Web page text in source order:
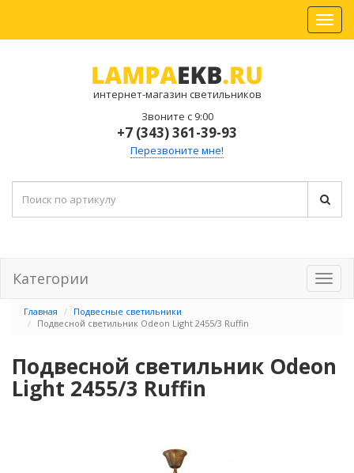
интернет-магазин светильников
Звоните с 9:00
+7 (343) 361-39-93
Перезвоните мне!
Категории
Главная
Подвесные светильники
Подвесной светильник Odeon Light 2455/3 Ruffin
Подвесной светильник Odeon
Light 2455/3 Ruffin